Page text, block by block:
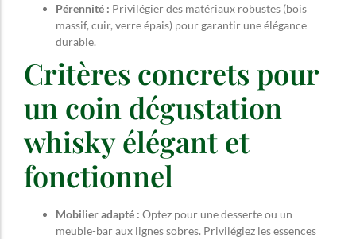
Pérennité : Privilégier des matériaux robustes (bois
massif, cuir, verre épais) pour garantir une élégance
durable.
Critères concrets pour
un coin dégustation
whisky élégant et
fonctionnel
Mobilier adapté : Optez pour une desserte ou un
meuble-bar aux lignes sobres. Privilégiez les essences